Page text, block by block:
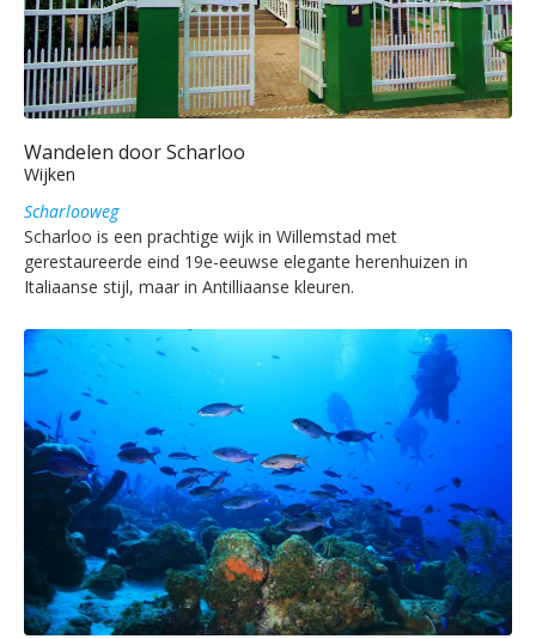
Wandelen door Scharloo
Wijken
Scharlooweg
Scharloo is een prachtige wijk in Willemstad met
gerestaureerde eind 19e-eeuwse elegante herenhuizen in
Italiaanse stijl, maar in Antilliaanse kleuren.